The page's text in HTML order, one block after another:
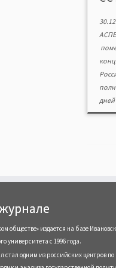
дней
обществе» издается на базе
университета с 1996 года.
одним из российских центров по